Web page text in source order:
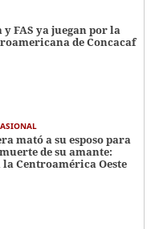
y FAS ya juegan por la
de Concacaf
mató a su esposo para
de su amante:
Centroamérica Oeste